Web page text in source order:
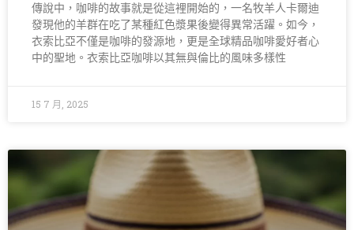
傳說中，咖啡的故事就是從這裡開始的，一名牧羊人卡爾迪
發現他的羊群在吃了某種紅色漿果後變得異常活躍。如今，
衣索比亞不僅是咖啡的發源地，更是全球精品咖啡愛好者心
中的聖地。衣索比亞咖啡以其無與倫比的風味多樣性
15 7 月, 2025